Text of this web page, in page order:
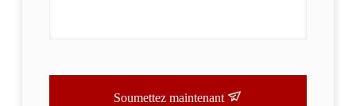
Soumettez maintenant